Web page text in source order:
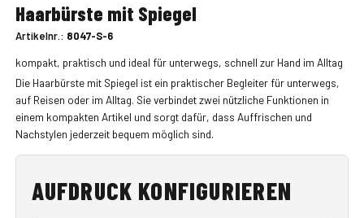
Haarbürste mit Spiegel
Artikelnr.: 8047-S-6
kompakt, praktisch und ideal für unterwegs, schnell zur Hand im Alltag
Die Haarbürste mit Spiegel ist ein praktischer Begleiter für unterwegs,
auf Reisen oder im Alltag. Sie verbindet zwei nützliche Funktionen in
einem kompakten Artikel und sorgt dafür, dass Auffrischen und
Nachstylen jederzeit bequem möglich sind.
AUFDRUCK KONFIGURIEREN